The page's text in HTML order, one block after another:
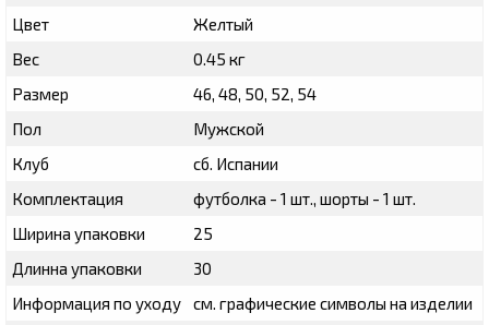
Цвет
Желтый
Вес
0.45 кг
Размер
46, 48, 50, 52, 54
Пол
Мужской
Клуб
сб. Испании
Комплектация
футболка - 1 шт., шорты - 1 шт.
Ширина упаковки
25
Длинна упаковки
30
Информация по уходу
см. графические символы на изделии